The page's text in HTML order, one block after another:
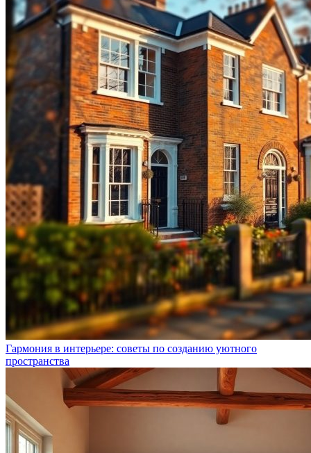
Гармония в интерьере: советы по созданию уютного
пространства